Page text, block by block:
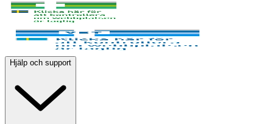
Hjälp och support